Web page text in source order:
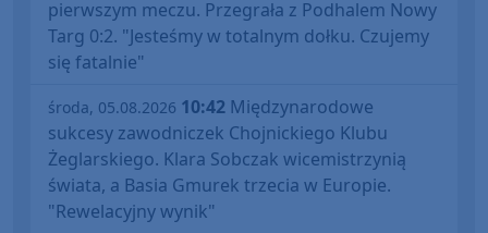
pierwszym meczu. Przegrała z Podhalem Nowy
Targ 0:2. "Jesteśmy w totalnym dołku. Czujemy
się fatalnie"
środa, 05.08.2026 10:42 Międzynarodowe
sukcesy zawodniczek Chojnickiego Klubu
Żeglarskiego. Klara Sobczak wicemistrzynią
świata, a Basia Gmurek trzecia w Europie.
"Rewelacyjny wynik"